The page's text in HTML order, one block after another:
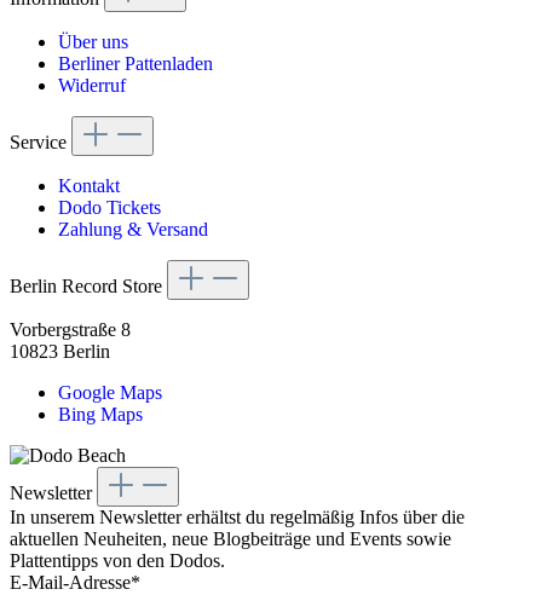
Über uns
Berliner Pattenladen
Widerruf
Service
Kontakt
Dodo Tickets
Zahlung & Versand
Berlin Record Store
Vorbergstraße 8
10823 Berlin
Google Maps
Bing Maps
Newsletter
In unserem Newsletter erhältst du regelmäßig Infos über die
aktuellen Neuheiten, neue Blogbeiträge und Events sowie
Plattentipps von den Dodos.
E-Mail-Adresse*